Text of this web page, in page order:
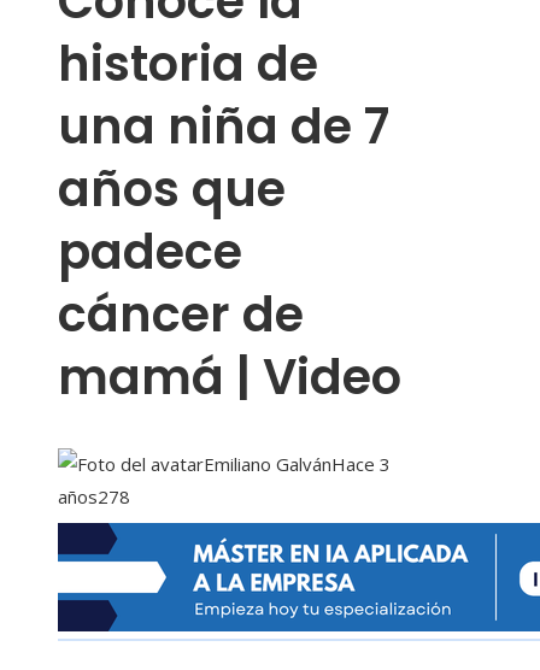
historia de
una niña de 7
años que
padece
cáncer de
mamá | Video
Emiliano GalvánHace 3
años278